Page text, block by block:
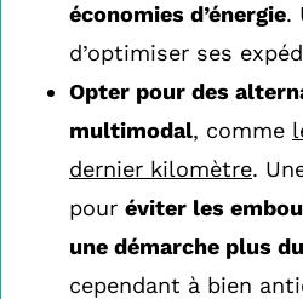
économies d’énergie.
d’optimiser ses
Opter pour des
multimodal, comme
dernier kilomètre.
pour éviter les
une démarche plus
cependant à bien